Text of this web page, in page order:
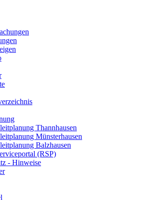
Thannhausen
Münsterhausen
Balzhausen
(RSP)
- Hinweise